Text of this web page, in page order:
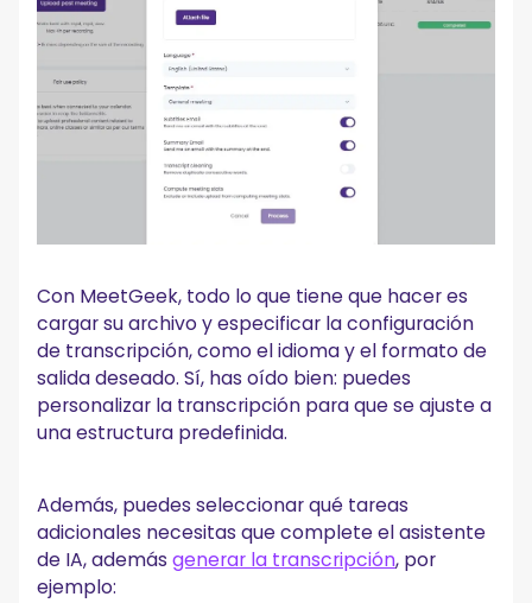
Con MeetGeek, todo lo que tiene que hacer es
cargar su archivo y especificar la configuración
de transcripción, como el idioma y el formato de
salida deseado. Sí, has oído bien: puedes
personalizar la transcripción para que se ajuste a
una estructura predefinida.
Además, puedes seleccionar qué tareas
adicionales necesitas que complete el asistente
de IA, ademásgenerar la transcripción, por
ejemplo: